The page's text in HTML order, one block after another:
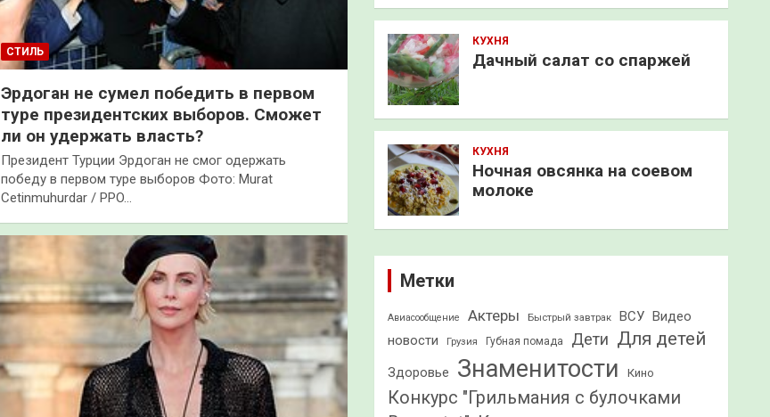
СТИЛЬ
Эрдоган не сумел победить в первом
туре президентских выборов. Сможет
ли он удержать власть?
Президент Турции Эрдоган не смог одержать
победу в первом туре выборов Фото: Murat
Cetinmuhurdar / PPO…
КУХНЯ
Дачный салат со спаржей
КУХНЯ
Ночная овсянка на соевом
молоке
Метки
Авиасообщение Актеры Быстрый завтрак ВСУ Видео
новости
Грузия Губная помада Дети Для детей
Здоровье Знаменитости Кино
Конкурс "Грильмания с булочками